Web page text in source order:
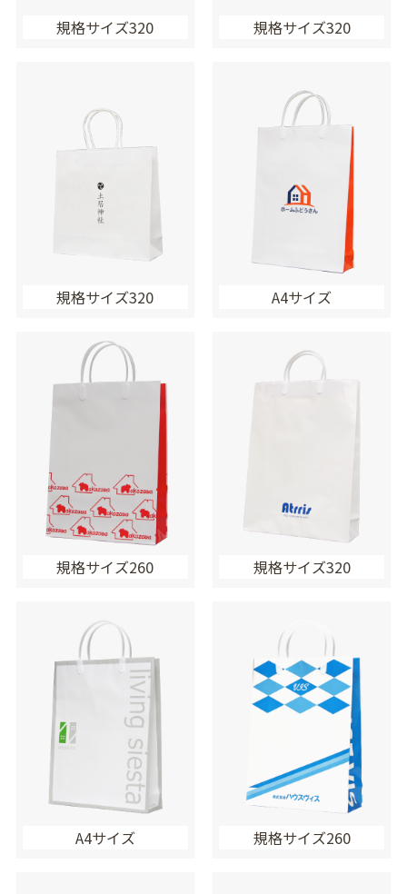
規格サイズ320 規格サイズ320
規格サイズ320 A4サイズ
規格サイズ260 規格サイズ320
A4サイズ 規格サイズ260